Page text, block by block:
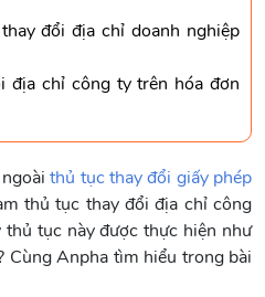
đổi địa chỉ doanh nghiệp
địa chỉ công ty trên hóa đơn
ngoàithủ tục thay đổi giấy phép
thủ tục thay đổi địa chỉ công
tục này được thực hiện như
Cùng Anpha tìm hiểu trong bài